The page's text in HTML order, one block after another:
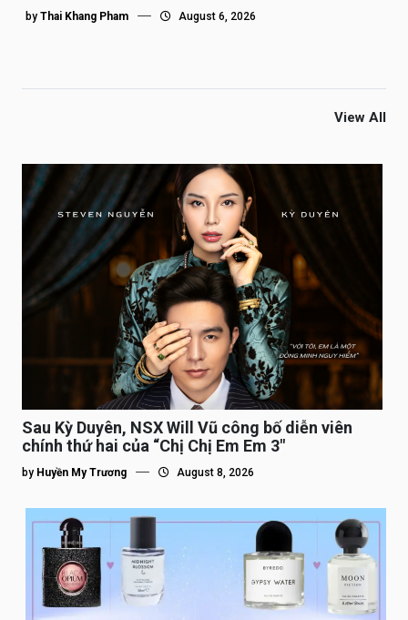
by Thai Khang Pham August 6, 2026
View All
Sau Kỳ Duyên, NSX Will Vũ công bố diễn viên
chính thứ hai của “Chị Chị Em Em 3″
by Huyền My Trương August 8, 2026